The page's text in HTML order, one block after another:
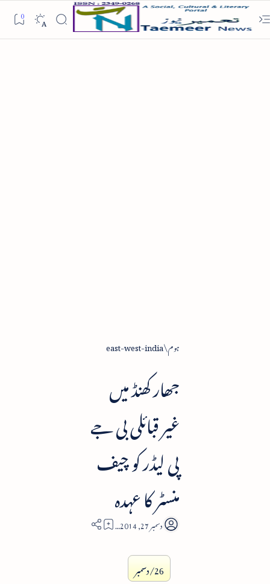
ہوم east-west-india
جھار کھنڈ میں
غیر قبائلی بی جے
پی لیڈر کو چیف
منسٹر کا عہدہ
1
26/دسمبر